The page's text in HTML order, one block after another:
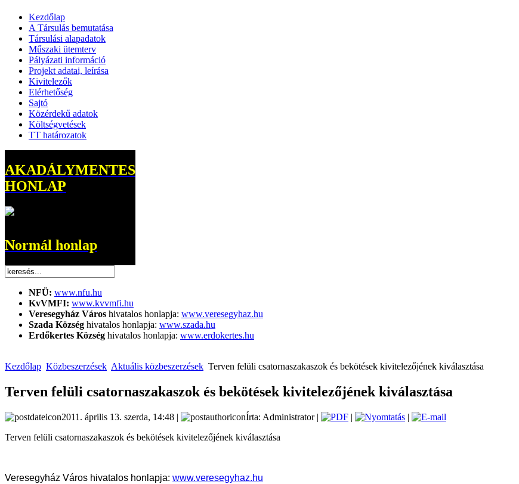
Kezdőlap
A Társulás bemutatása
Társulási alapadatok
Műszaki ütemterv
Pályázati információ
Projekt adatai, leírása
Kivitelezők
Elérhetőség
Sajtó
Közérdekű adatok
Költségvetések
TT határozatok
AKADÁLYMENTES
HONLAP
Normál honlap
NFÜ: www.nfu.hu
KvVMFI: www.kvvmfi.hu
Veresegyház Város hivatalos honlapja: www.veresegyhaz.hu
Szada Község hivatalos honlapja: www.szada.hu
Erdőkertes Község hivatalos honlapja: www.erdokertes.hu
Kezdőlap Közbeszerzések Aktuális közbeszerzések Terven felüli csatornaszakaszok és bekötések kivitelezőjének kiválasztása
Terven felüli csatornaszakaszok és bekötések kivitelezőjének kiválasztása
2011. április 13. szerda, 14:48 | Írta: Administrator | |
|
Terven felüli csatornaszakaszok és bekötések kivitelezőjének kiválasztása
Veresegyház Város hivatalos honlapja: www.veresegyhaz.hu